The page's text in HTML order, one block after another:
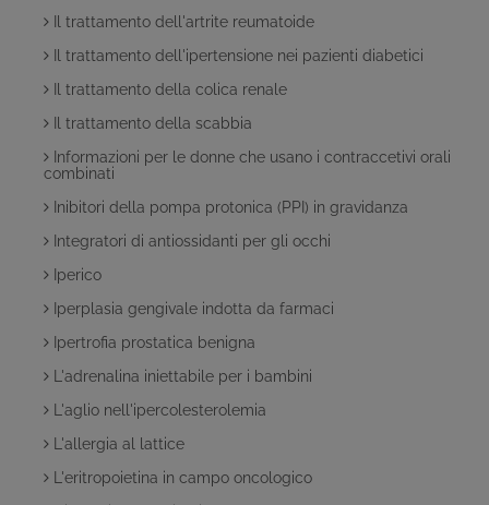
Il trattamento dell'artrite reumatoide
Il trattamento dell'ipertensione nei pazienti diabetici
Il trattamento della colica renale
Il trattamento della scabbia
Informazioni per le donne che usano i contraccetivi orali
combinati
Inibitori della pompa protonica (PPI) in gravidanza
Integratori di antiossidanti per gli occhi
Iperico
Iperplasia gengivale indotta da farmaci
Ipertrofia prostatica benigna
L'adrenalina iniettabile per i bambini
L'aglio nell'ipercolesterolemia
L'allergia al lattice
L'eritropoietina in campo oncologico